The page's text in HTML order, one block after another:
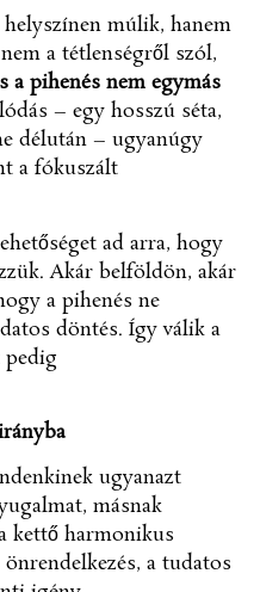
múlik, hanem
a tétlenségről szól,
a pihenés nem egymás
– egy hosszú séta,
délután – ugyanúgy
a fókuszált
ad arra, hogy
Akár belföldön, akár
a pihenés ne
döntés. Így válik a
pedig
ugyanazt
másnak
kettő harmonikus
a tudatos